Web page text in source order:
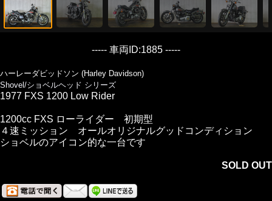
----- 車両ID:1885 -----
ハーレーダビッドソン (Harley Davidson)
Shovel/ショベルヘッド シリーズ
1977 FXS 1200 Low Rider
1200cc FXS ローライダー 初期型
４速ミッション オールオリジナルグッドコンディション
ショベルのアイコン的な一台です
SOLD OUT